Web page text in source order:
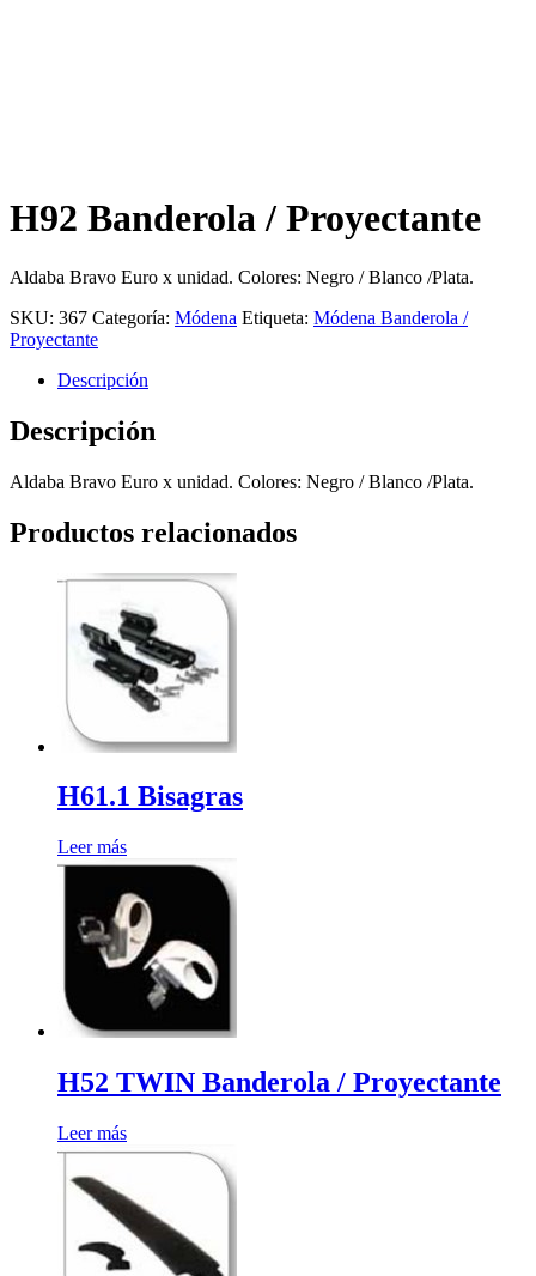
H92 Banderola / Proyectante
Aldaba Bravo Euro x unidad. Colores: Negro / Blanco /Plata.
SKU: 367 Categoría: Módena Etiqueta: Módena Banderola /
Proyectante
Descripción
Descripción
Aldaba Bravo Euro x unidad. Colores: Negro / Blanco /Plata.
Productos relacionados
H61.1 Bisagras
Leer más
H52 TWIN Banderola / Proyectante
Leer más